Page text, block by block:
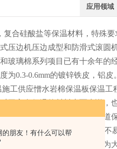
的朋友！有什么可以帮
应用领域
复合硅酸盐等保温材料，特殊
压边机压边成型和防滑式滚圆
玻璃棉系列项目已有十余年
为0.3-0.6mm的镀锌铁皮，铝
工供应憎水岩棉保温板保温
于它在保温的材料上面来说
一定的区别，一般来说，管道
度好，一般不低于80MPa，
腐蚀的特点，这里呢，我们为